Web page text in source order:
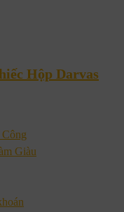
Hộp Darvas
Giàu